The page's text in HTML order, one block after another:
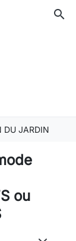
search
DU JARDIN
ou